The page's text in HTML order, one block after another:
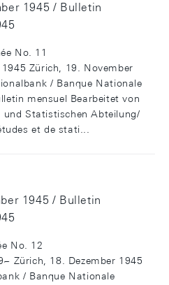
1945 / Bulletin
No. 11
1945 Zürich, 19. November
/ Banque Nationale
mensuel Bearbeitet von
und Statistischen Abteilung/
et de stati...
1945 / Bulletin
No. 12
Zürich, 18. Dezember 1945
/ Banque Nationale